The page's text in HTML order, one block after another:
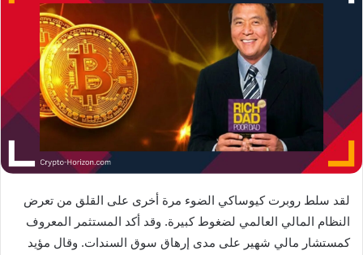
لقد سلط روبرت كيوساكي الضوء مرة أخرى على القلق من تعرض
النظام المالي العالمي لضغوط كبيرة. وقد أكد المستثمر المعروف
كمستشار مالي شهير على مدى إرهاق سوق السندات. وقال مؤيد